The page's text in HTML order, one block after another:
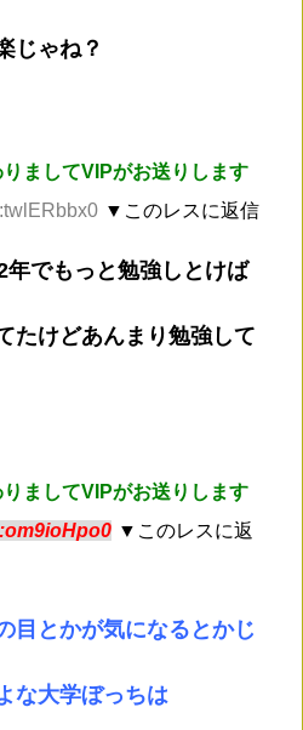
じゃね？
ましてVIPがお送りします
▼このレスに返信
でもっと勉強しとけば
たけどあんまり勉強して
ましてVIPがお送りします
▼このレスに返
目とかが気になるとかじ
な大学ぼっちは